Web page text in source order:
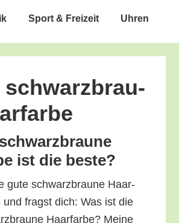
Sport & Freizeit Uhren
schwarz­brau­
ist die beste?
gute schwarz­brau­ne Haar­
und fragst dich: Was ist die
Haar­far­be? Mei­ne